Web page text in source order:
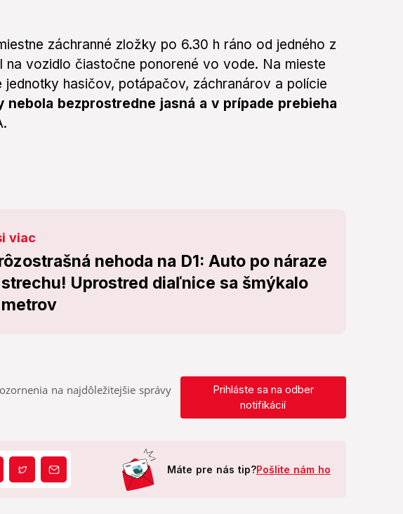
záchranné zložky po 6.30 h ráno od jedného z
vozidlo čiastočne ponorené vo vode. Na mieste
jednotky hasičov, potápačov, záchranárov a polície
nebola bezprostredne jasná a v prípade prebieha
viac
nehoda na D1: Auto po náraze
Uprostred diaľnice sa šmýkalo
na najdôležitejšie správy
Prihláste sa na odber
notifikácií
Máte pre nás tip?Pošlite nám ho